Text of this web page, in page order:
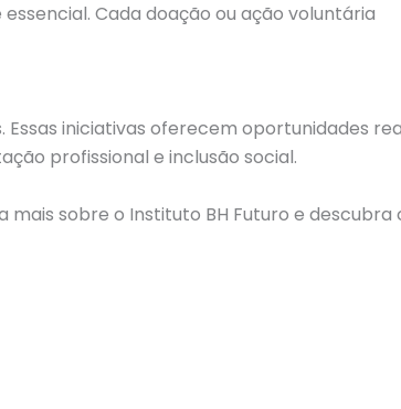
Cada doação ou ação voluntária
iniciativas oferecem oportunidades
profissional e inclusão social.
sobre o Instituto BH Futuro e descubra